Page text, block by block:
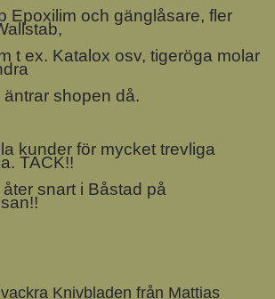
Epoxilim och gänglåsare, fler
t ex. Katalox osv, tigeröga molar
shopen då.
kunder för mycket trevliga
TACK!!
snart i Båstad på
Knivbladen från Mattias